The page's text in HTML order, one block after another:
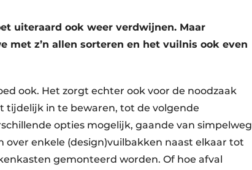
uiteraard ook weer verdwijnen. Maar
met z’n allen sorteren en het vuilnis ook even
ook. Het zorgt echter ook voor de noodzaak
tijdelijk in te bewaren, tot de volgende
opties mogelijk, gaande van simpelweg
enkele (design)vuilbakken naast elkaar tot
gemonteerd worden. Of hoe afval